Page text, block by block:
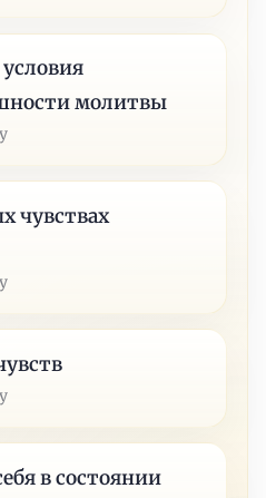
молитвы
чувствах
в состоянии